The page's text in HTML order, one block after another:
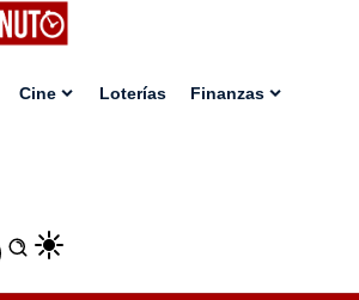
Cine Loterías Finanzas